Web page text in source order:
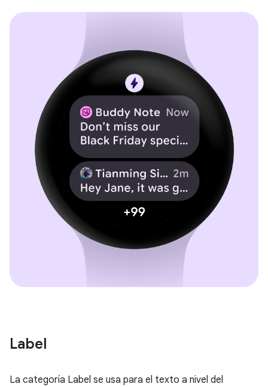
Label
La categoría Label se usa para el texto a nivel del